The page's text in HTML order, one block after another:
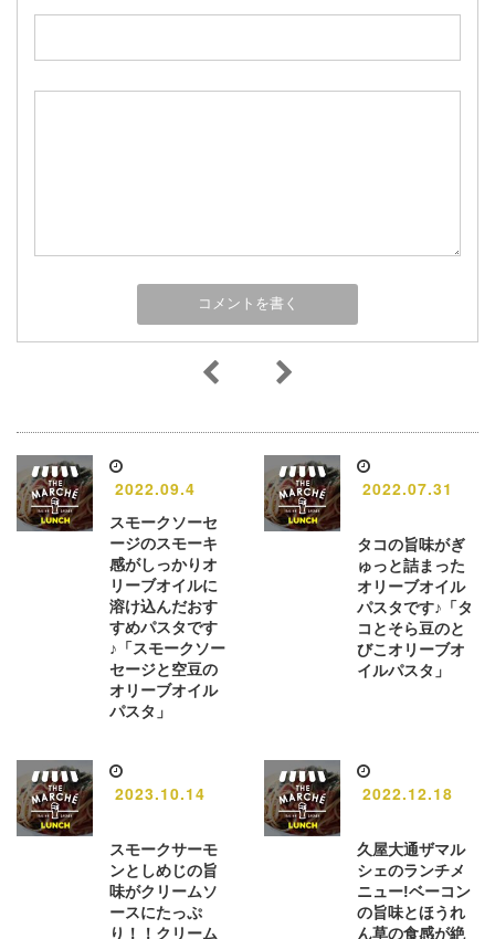
2022.09.4
スモークソーセ
ージのスモーキ
感がしっかりオ
リーブオイルに
溶け込んだおす
すめパスタです
♪「スモークソー
セージと空豆の
オリーブオイル
パスタ」
2022.07.31
タコの旨味がぎ
ゅっと詰まった
オリーブオイル
パスタです♪「タ
コとそら豆のと
びこオリーブオ
イルパスタ」
2023.10.14
スモークサーモ
ンとしめじの旨
味がクリームソ
ースにたっぷ
り！！クリーム
2022.12.18
久屋大通ザマル
シェのランチメ
ニュー!ベーコン
の旨味とほうれ
ん草の食感が絶